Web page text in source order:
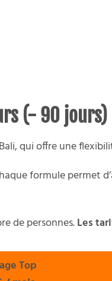
(- 90 jours)
qui offre une
formule permet
de personnes.Les
Top